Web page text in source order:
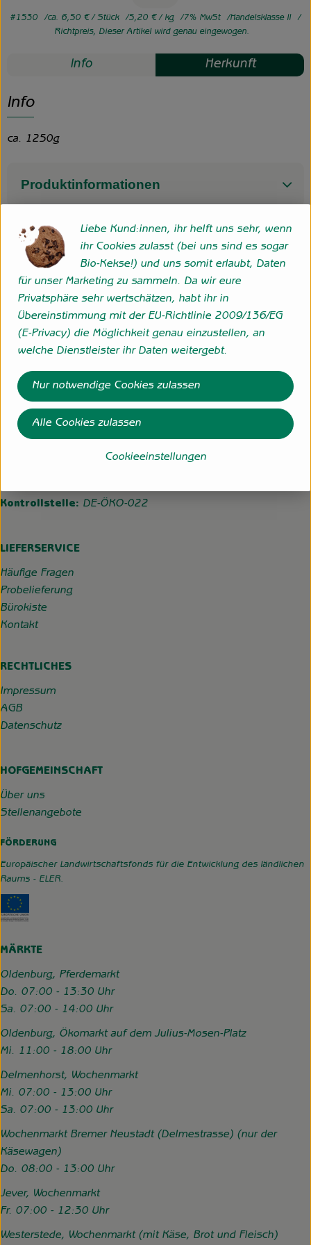
#1530 ca. 6,50 €/ Stück 5,20 €/ kg 7% MwSt
Handelsklasse II
Richtpreis, Dieser Artikel wird genau eingewogen.
Info Herkunft
Info
ca. 1250g
Produktinformationen
Herkunft
Hofgemeinschaft Grummersort
Hauptmoorweg 3
27798 Hude
Kontrollstelle: DE-ÖKO-022
LIEFERSERVICE
Häufige Fragen
Probelieferung
Bürokiste
Kontakt
RECHTLICHES
Impressum
AGB
Datenschutz
HOFGEMEINSCHAFT
Über uns
Stellenangebote
FÖRDERUNG
Europäischer Landwirtschaftsfonds für die Entwicklung des ländlichen
Raums - ELER.
MÄRKTE
Oldenburg, Pferdemarkt
Do. 07:00 - 13:30 Uhr
Sa. 07:00 - 14:00 Uhr
Oldenburg, Ökomarkt auf dem Julius-Mosen-Platz
Mi. 11:00 - 18:00 Uhr
Delmenhorst, Wochenmarkt
Mi. 07:00 - 13:00 Uhr
Sa. 07:00 - 13:00 Uhr
Wochenmarkt Bremer Neustadt (Delmestrasse) (nur der
Käsewagen)
Do. 08:00 - 13:00 Uhr
Jever, Wochenmarkt
Fr. 07:00 - 12:30 Uhr
Westerstede, Wochenmarkt (mit Käse, Brot und Fleisch)
Liebe Kund:innen, ihr helft uns sehr, wenn
ihr Cookies zulasst (bei uns sind es sogar
Bio-Kekse!) und uns somit erlaubt, Daten
für unser Marketing zu sammeln. Da wir eure
Privatsphäre sehr wertschätzen, habt ihr in
Übereinstimmung mit der EU-Richtlinie 2009/136/EG
(E-Privacy) die Möglichkeit genau einzustellen, an
welche Dienstleister ihr Daten weitergebt.
Cookieeinstellungen
Nur notwendige Cookies zulassen
Alle Cookies zulassen